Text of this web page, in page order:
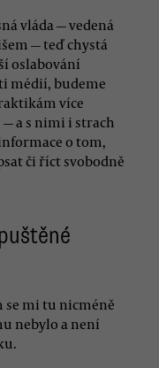
vláda — vedená
— teď chystá
oslabování
médií, budeme
více
a s nimi i strach
o tom,
či říct svobodně
se mi tu nicméně
nebylo a není